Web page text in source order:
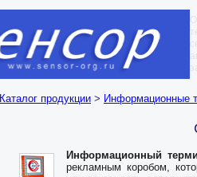
Каталог продукции > Информационные
Информационный
рекламным коробом,